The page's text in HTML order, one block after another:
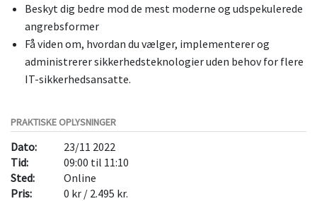
Beskyt dig bedre mod de mest moderne og udspekulerede
angrebsformer
Få viden om, hvordan du vælger, implementerer og
administrerer sikkerhedsteknologier uden behov for flere
IT-sikkerhedsansatte.
PRAKTISKE OPLYSNINGER
Dato:
23/11 2022
Tid:
09:00 til 11:10
Sted:
Online
Pris:
0 kr / 2.495 kr.